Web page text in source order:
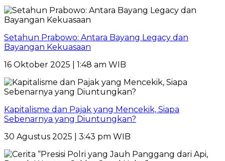
Setahun Prabowo: Antara Bayang Legacy dan
Bayangan Kekuasaan
16 Oktober 2025 | 1:48 am WIB
Kapitalisme dan Pajak yang Mencekik, Siapa
Sebenarnya yang Diuntungkan?
30 Agustus 2025 | 3:43 pm WIB